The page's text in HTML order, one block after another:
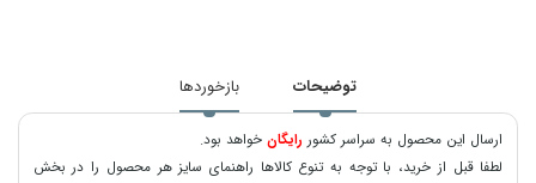
توضیحات بازخوردها
ارسال این محصول به سراسر کشور رایگانخواهد بود.
لطفا قبل از خرید، با توجه به تنوع کالاها راهنمای سایز هر محصول را در بخش